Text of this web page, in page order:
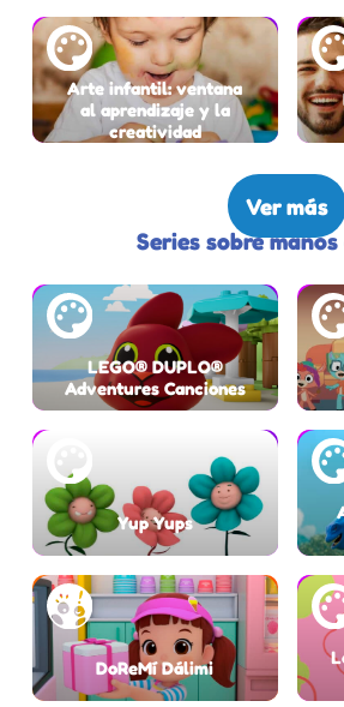
Arte infantil: ventana
al aprendizaje y la
creatividad
Ver más
Series sobre
LEGO® DUPLO®
Adventures Canciones
Yup Yups
DoReMí Dálimi